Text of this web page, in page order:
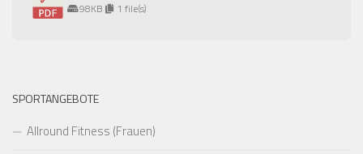
98KB 1 file(s)
SPORTANGEBOTE
Allround Fitness (Frauen)